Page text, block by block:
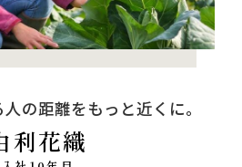
の距離をもっと近くに。
利花織